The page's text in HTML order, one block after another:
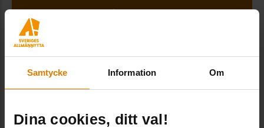
Samtycke Information Om
Dina cookies, ditt val!
Lokaler i
förändring –
säkerhet,
demografi och
framtidens behov